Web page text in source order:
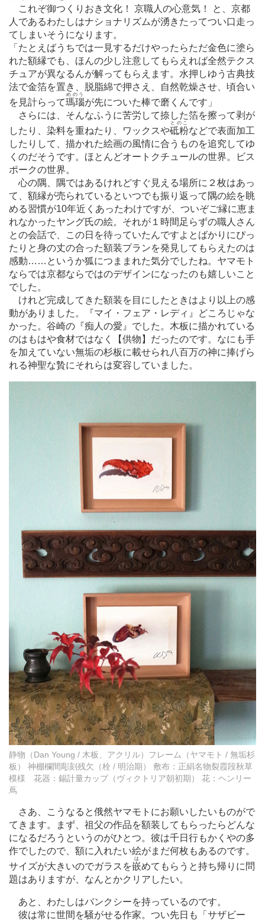
これぞ御つくりおき文化！ 京職人の心意気！ と、京都
人であるわたしはナショナリズムが湧きたってつい口走っ
てしまいそうになります。
「たとえばうちでは一見するだけやったらただ金色に塗ら
れた額縁でも、ほんの少し注意してもらえれば全然テクス
チュアが異なるんが解ってもらえます。水押しゆう古典技
法で金箔を置き、脱脂綿で押さえ、自然乾燥させ、頃合い
を見計らって瑪瑙
めのう
が先についた棒で磨くんです」
さらには、そんなふうに苦労して捺した箔を擦って剥が
したり、染料を重ねたり、ワックスや砥粉
とのこ
などで表面加工
したりして、描かれた絵画の風情に合うものを追究してゆ
くのだそうです。ほとんどオートクチュールの世界。ビス
ポークの世界。
心の隅、隅ではあるけれどすぐ見える場所に２枚はあっ
て、額縁が売られているといつでも振り返って隅の絵を眺
める習慣が10年近くあったわけですが、ついぞご縁に恵ま
れなかったヤング氏の絵。それが１時間足らずの職人さん
との会話で、この日を待っていたんですよとばかりにぴっ
たりと身の丈の合った額装プランを発見してもらえたのは
感動… …というか狐につままれた気分でしたね。ヤマモト
ならでは京都ならではのデザインになったのも嬉しいこと
でした。
けれど完成してきた額装を目にしたときはより以上の感
動がありました。『マイ・フェア・レディ』どころじゃな
かった。谷崎の『痴人の愛』でした。木板に描かれている
のはもはや食材ではなく【供物】だったのです。なにも手
を加えていない無垢の杉板に載せられ八百万の神に捧げら
れる神聖な贄にそれらは変容していました。
静物（Dan Young / 木板、アクリル）フレーム（ヤマモト / 無垢杉
板） 神棚欄間彫刻残欠（栓 / 明治期） 敷布：正絹名物裂霞段秋草
模様 花器：錫計量カップ（ヴィクトリア朝初期） 花：ヘンリー
蔦
さあ、こうなると俄然ヤマモトにお願いしたいものがで
てきます。まず、祖父の作品を額装してもらったらどんな
になるだろうというのがひとつ。彼は千日行もかくやの多
作でしたので、額に入れたい絵がまだ何枚もあるのです。
サイズが大きいのでガラスを嵌
は
めてもらうと持ち帰りに問
題はありますが、なんとかクリアしたい。
あと、わたしはバンクシーを持っているのです。
彼は常に世間を騒がせる作家。つい先日も「サザビー